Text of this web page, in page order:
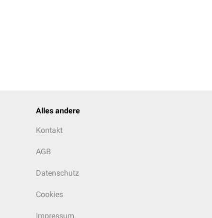
Alles andere
Kontakt
AGB
Datenschutz
Cookies
Impressum